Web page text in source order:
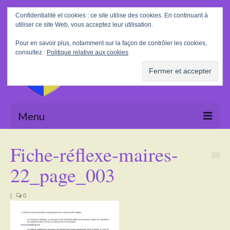
Rechercher
:
Menu
La Mairie
Le village
Fiche-réflexe-maires-
22_page_003
| 0
Confidentialité et cookies : ce site utilise des cookies. En continuant à
utiliser ce site Web, vous acceptez leur utilisation.
Pour en savoir plus, notamment sur la façon de contrôler les cookies,
consultez : Politique relative aux cookies